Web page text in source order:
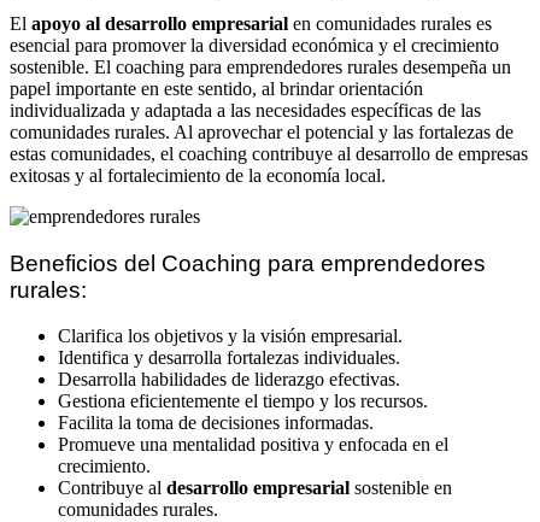
El apoyo al desarrollo empresarial en comunidades rurales es
esencial para promover la diversidad económica y el crecimiento
sostenible. El coaching para emprendedores rurales desempeña un
papel importante en este sentido, al brindar orientación
individualizada y adaptada a las necesidades específicas de las
comunidades rurales. Al aprovechar el potencial y las fortalezas de
estas comunidades, el coaching contribuye al desarrollo de empresas
exitosas y al fortalecimiento de la economía local.
Beneficios del Coaching para emprendedores
rurales:
Clarifica los objetivos y la visión empresarial.
Identifica y desarrolla fortalezas individuales.
Desarrolla habilidades de liderazgo efectivas.
Gestiona eficientemente el tiempo y los recursos.
Facilita la toma de decisiones informadas.
Promueve una mentalidad positiva y enfocada en el
crecimiento.
Contribuye al desarrollo empresarial sostenible en
comunidades rurales.